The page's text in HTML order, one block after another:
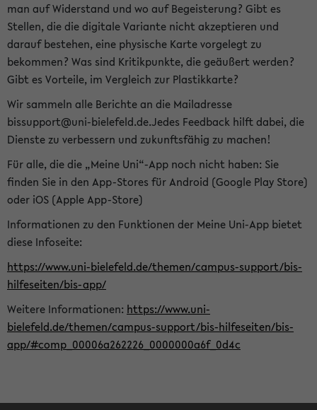
man auf Widerstand und wo auf Begeisterung? Gibt es
Stellen, die die digitale Variante nicht akzeptieren und
darauf bestehen, eine physische Karte vorgelegt zu
bekommen? Was sind Kritikpunkte, die geäußert werden?
Gibt es Vorteile, im Vergleich zur Plastikkarte?
Wir sammeln alle Berichte an die Mailadresse
bissupport@uni-bielefeld.de.Jedes Feedback hilft dabei, die
Dienste zu verbessern und zukunftsfähig zu machen!
Für alle, die die „Meine Uni“-App noch nicht haben: Sie
finden Sie in den App-Stores für Android (Google Play Store)
oder iOS (Apple App-Store)
Informationen zu den Funktionen der Meine Uni-App bietet
diese Infoseite:
https://www.uni-bielefeld.de/themen/campus-support/bis-
hilfeseiten/bis-app/
Weitere Informationen: https://www.uni-
bielefeld.de/themen/campus-support/bis-hilfeseiten/bis-
app/#comp_00006a262226_0000000a6f_0d4c